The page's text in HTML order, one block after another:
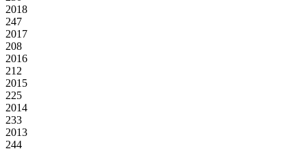
2018
247
2017
208
2016
212
2015
225
2014
233
2013
244